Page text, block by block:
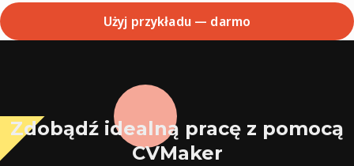
Użyj przykładu — darmo
Zdobądź idealną pracę z pomocą
CVMaker